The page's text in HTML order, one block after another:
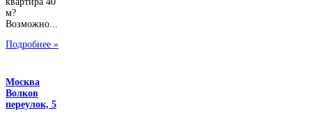
м?
Возможно...
Подробнее »
Москва
Волков
переулок, 5